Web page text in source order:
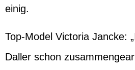
einig.
Top-Model Victoria Jancke:
Daller schon